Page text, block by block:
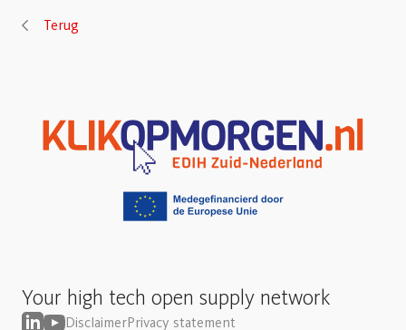
Terug
Your high tech open supply network
DisclaimerPrivacy statement